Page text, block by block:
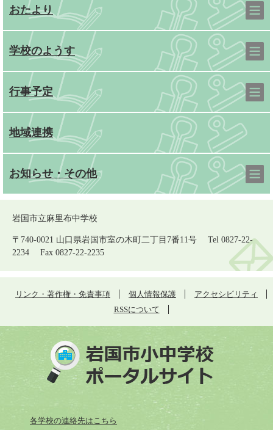
おたより
学校のようす
行事予定
地域連携
お知らせ・その他
岩国市立麻里布中学校
〒740-0021 山口県岩国市室の木町二丁目7番11号 Tel 0827-22-
2234 Fax 0827-22-2235
リンク・著作権・免責事項 個人情報保護
アクセシビリティ
RSSについて
各学校の連絡先はこちら